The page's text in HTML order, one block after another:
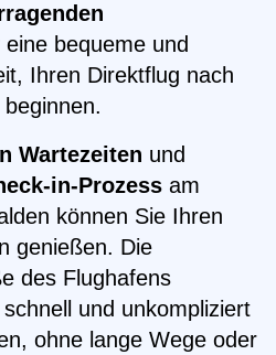
eine bequeme und
Ihren Direktflug nach
Wartezeiten und
in-Prozess am
können Sie Ihren
genießen. Die
des Flughafens
und unkompliziert
ohne lange Wege oder